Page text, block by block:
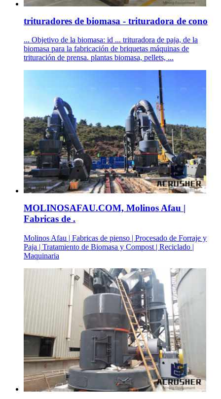
trituradores de biomasa - trituradora de cono
... Objetivo de la biomasa: id ... trituradora de paja, de la
biomasa para la fabricación de briquetas máquinas de
trituración de prensa. plantas biomasa, pellets, ...
MOLINOSAFAU.COM, Molinos Afau |
Fabricas de .
Molinos Afau | Fabricas de pienso | Procesado de Forraje y
Paja | Tratamiento de Biomasa y Compost | Reciclado |
Maquinaria